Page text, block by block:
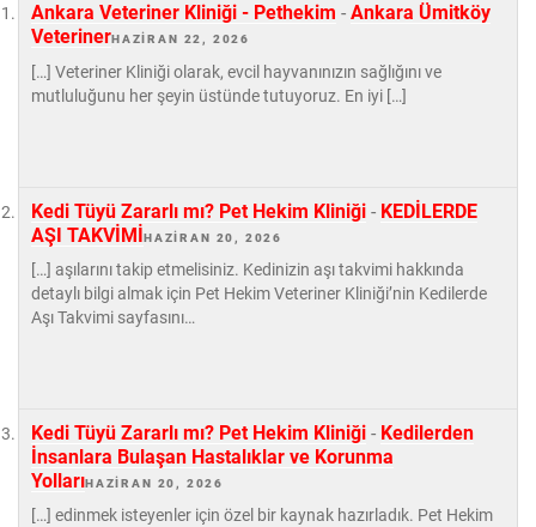
Ankara Veteriner Kliniği - Pethekim - Ankara Ümitköy
VeterinerHAZIRAN 22, 2026
[…] Veteriner Kliniği olarak, evcil hayvanınızın sağlığını ve
mutluluğunu her şeyin üstünde tutuyoruz. En iyi […]
Kedi Tüyü Zararlı mı? Pet Hekim Kliniği - KEDİLERDE
AŞI TAKVİMİHAZIRAN 20, 2026
[…] aşılarını takip etmelisiniz. Kedinizin aşı takvimi hakkında
detaylı bilgi almak için Pet Hekim Veteriner Kliniği’nin Kedilerde
Aşı Takvimi sayfasını…
Kedi Tüyü Zararlı mı? Pet Hekim Kliniği - Kedilerden
İnsanlara Bulaşan Hastalıklar ve Korunma
YollarıHAZIRAN 20, 2026
[…] edinmek isteyenler için özel bir kaynak hazırladık. Pet Hekim